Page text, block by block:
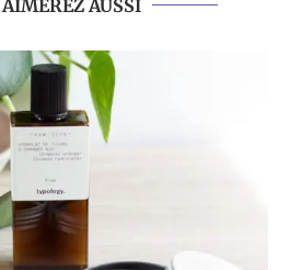
AUSSI